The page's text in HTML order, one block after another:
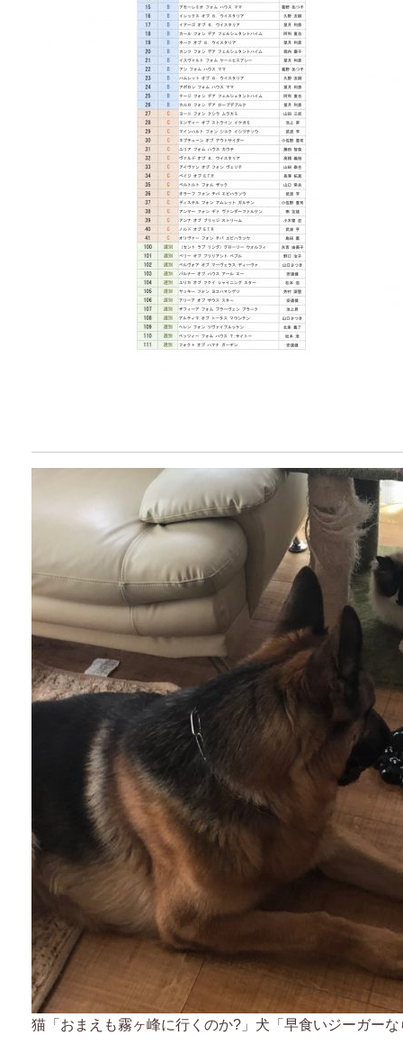
猫「おまえも霧ヶ峰に行くのか?」犬「早食いジーガー